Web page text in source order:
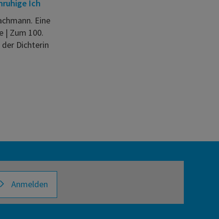
Ich
Eine
| Zum 100.
Dichterin
Anmelden